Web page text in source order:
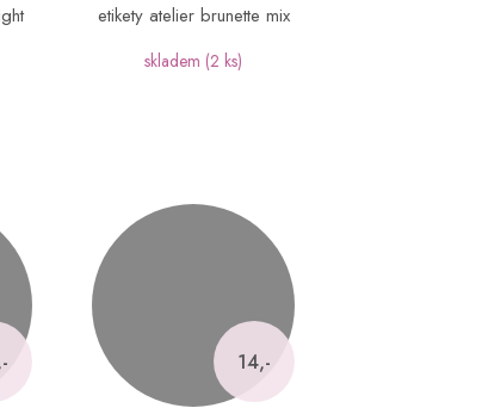
etikety atelier brunette mix
skladem (2 ks)
14,-